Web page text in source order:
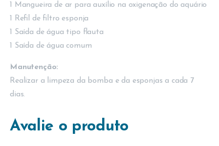
1 Mangueira de ar para auxílio na oxigenação do aquário
1 Refil de filtro esponja
1 Saída de água tipo flauta
1 Saída de água comum
Manutenção:
Realizar a limpeza da bomba e da esponjas a cada 7
dias.
Avalie o produto